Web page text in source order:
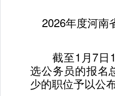
2026年度河南
截至1月7日
选公务员的报名
少的职位予以公